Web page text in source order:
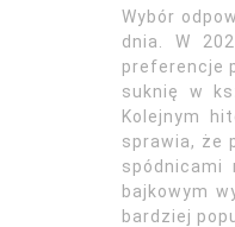
Wybór
dnia. W
preferencje
suknię w
Kolejnym
sprawia, że
bajkowym
bardziej